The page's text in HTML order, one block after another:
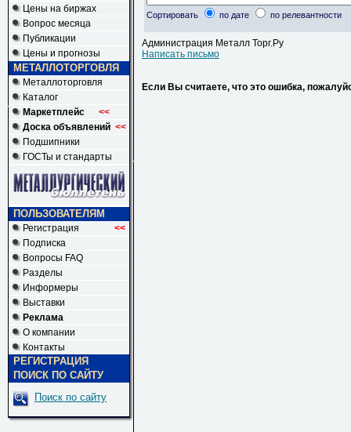
Цены на биржах
Вопрос месяца
Публикации
Цены и прогнозы
МЕТАЛЛОТОРГОВЛЯ
Металлоторговля
Каталог
Маркетплейс
<<
Доска объявлений <<
Подшипники
ГОСТы и стандарты
ПОЛЬЗОВАТЕЛЯМ
Регистрация <<
Подписка
Вопросы FAQ
Разделы
Информеры
Выставки
Реклама
О компании
Контакты
РЕГИСТРАЦИЯ
ПОИСК ПО САЙТУ
Поиск по сайту
Сортировать по дате по релевантности
Администрация Металл Торг.Ру
Написать письмо
Если Вы считаете, что это ошибка,